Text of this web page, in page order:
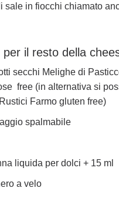
sale in fiocchi chiamato
per il resto della
secchi Melighe di
free (in alternativa si
Farmo gluten free)
spalmabile
liquida per dolci + 15 ml
a velo